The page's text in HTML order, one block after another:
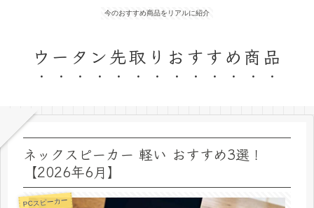
今のおすすめ商品をリアルに紹介
ウータン先取りおすすめ商品
ネックスピーカー 軽い おすすめ3選！
【2026年6月】
PCスピーカー